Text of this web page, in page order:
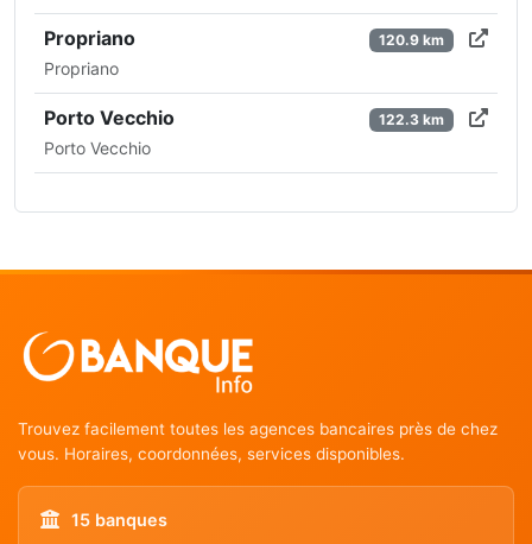
Propriano
Propriano
120.9 km
Porto Vecchio
Porto Vecchio
122.3 km
Trouvez facilement toutes les agences bancaires près de chez
vous. Horaires, coordonnées, services disponibles.
15 banques